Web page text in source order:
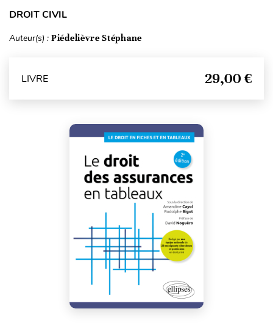
DROIT CIVIL
Auteur(s) : Piédelièvre Stéphane
LIVRE 29,00 €